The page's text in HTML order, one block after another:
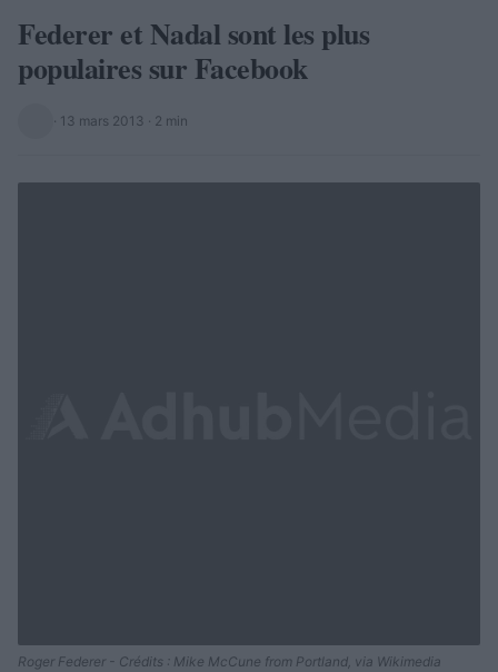
Federer et Nadal sont les plus
populaires sur Facebook
· 13 mars 2013 · 2 min
Roger Federer - Crédits : Mike McCune from Portland, via Wikimedia